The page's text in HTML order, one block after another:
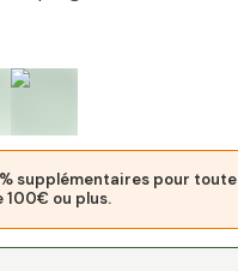
supplémentaires pour toute
100€ ou plus.